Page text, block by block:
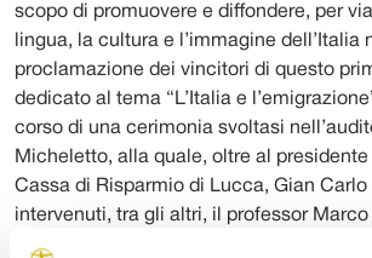
scopo di promuovere e diffondere, per
lingua, la cultura e l’immagine dell’Italia
proclamazione dei vincitori di questo
dedicato al tema “L’Italia e
corso di una cerimonia svoltasi
Micheletto, alla quale, oltre al
Cassa di Risparmio di Lucca, Gian Carlo
intervenuti, tra gli altri, il professor Marco
presidente del consorzio universitario e